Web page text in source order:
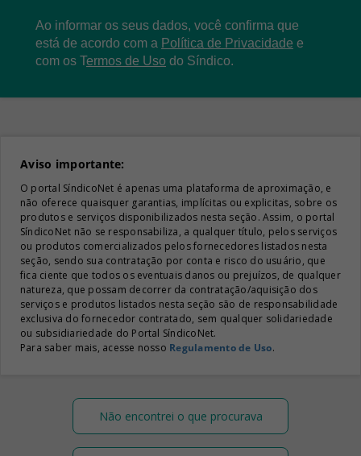
Ao informar os seus dados, você confirma que
está de acordo com a Política de Privacidade e
com os Termos de Uso do Síndico.
Aviso importante:
O portal SíndicoNet é apenas uma plataforma de aproximação, e
não oferece quaisquer garantias, implícitas ou explicitas, sobre os
produtos e serviços disponibilizados nesta seção. Assim, o portal
SíndicoNet não se responsabiliza, a qualquer título, pelos serviços
ou produtos comercializados pelos fornecedores listados nesta
seção, sendo sua contratação por conta e risco do usuário, que
fica ciente que todos os eventuais danos ou prejuízos, de qualquer
natureza, que possam decorrer da contratação/aquisição dos
serviços e produtos listados nesta seção são de responsabilidade
exclusiva do fornecedor contratado, sem qualquer solidariedade
ou subsidiariedade do Portal SíndicoNet.
Para saber mais, acesse nosso Regulamento de Uso.
Não encontrei o que procurava